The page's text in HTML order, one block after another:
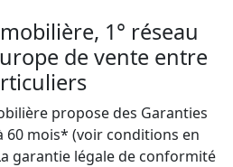
1° réseau
de vente entre
propose des Garanties
60 mois* (voir conditions en
garantie légale de conformité